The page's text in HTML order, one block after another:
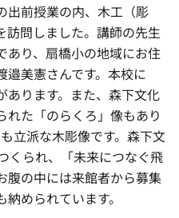
出前授業の内、木工（彫
訪問しました。講師の先生
あり、扇橋小の地域にお住
邉美憲さんです。本校に
あります。また、森下文化
れた「のらくろ」像もあり
立派な木彫像です。森下文
くられ、「未来につなぐ飛
腹の中には来館者から募集
められています。